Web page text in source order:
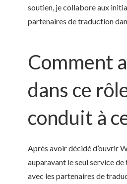
soutien, je collabore aux
partenaires de traduction
Comment
dans ce
conduit à
Après avoir décidé d’ouvrir
auparavant le seul service
avec les partenaires de